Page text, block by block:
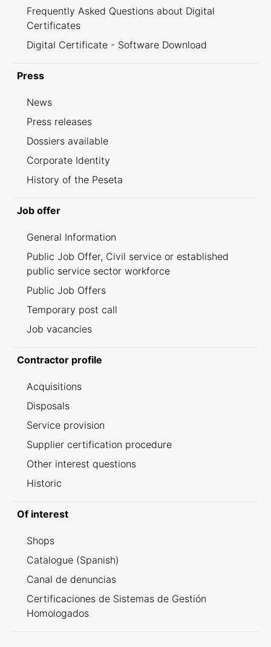
Frequently Asked Questions about Digital
Certificates
Digital Certificate - Software Download
Press
News
Press releases
Dossiers available
Corporate Identity
History of the Peseta
Job offer
General Information
Public Job Offer, Civil service or established
public service sector workforce
Public Job Offers
Temporary post call
Job vacancies
Contractor profile
Acquisitions
Disposals
Service provision
Supplier certification procedure
Other interest questions
Historic
Of interest
Shops
Catalogue (Spanish)
Canal de denuncias
Certificaciones de Sistemas de Gestión
Homologados